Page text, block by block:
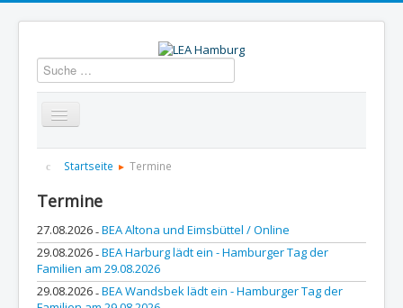
Suchen
Startseite Über uns
Informationen
Kontakt
Startseite Termine
Termine
27.08.2026-BEA Altona und Eimsbüttel / Online
29.08.2026-BEA Harburg lädt ein - Hamburger Tag der
Familien am 29.08.2026
29.08.2026-BEA Wandsbek lädt ein - Hamburger Tag der